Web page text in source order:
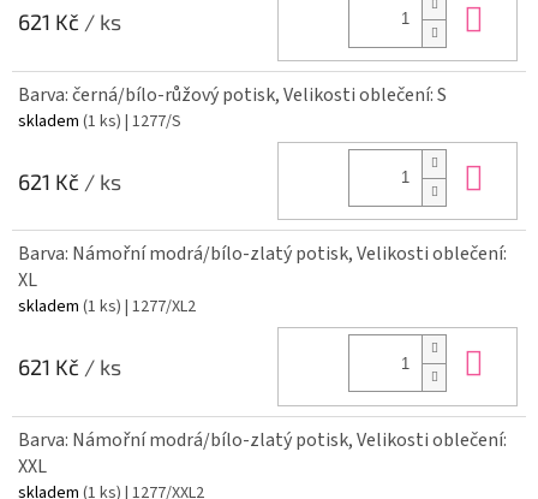
621 Kč / ks
Barva: černá/bílo-růžový potisk, Velikosti oblečení: S
skladem (1 ks) | 1277/S
621 Kč / ks
Barva: Námořní modrá/bílo-zlatý potisk, Velikosti oblečení:
XL
skladem (1 ks) | 1277/XL2
621 Kč / ks
Barva: Námořní modrá/bílo-zlatý potisk, Velikosti oblečení:
XXL
skladem (1 ks) | 1277/XXL2